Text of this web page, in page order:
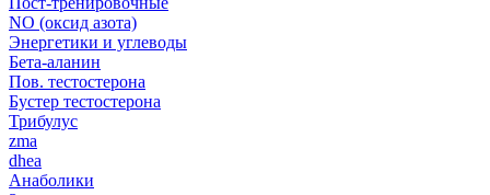
NO (оксид азота)
Энергетики и углеводы
Бета-аланин
Пов. тестостерона
Бустер тестостерона
Трибулус
zma
dhea
Анаболики